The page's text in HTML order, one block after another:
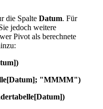
die Spalte Datum. Für
jedoch weitere
Pivot als berechnete
"MMMM")